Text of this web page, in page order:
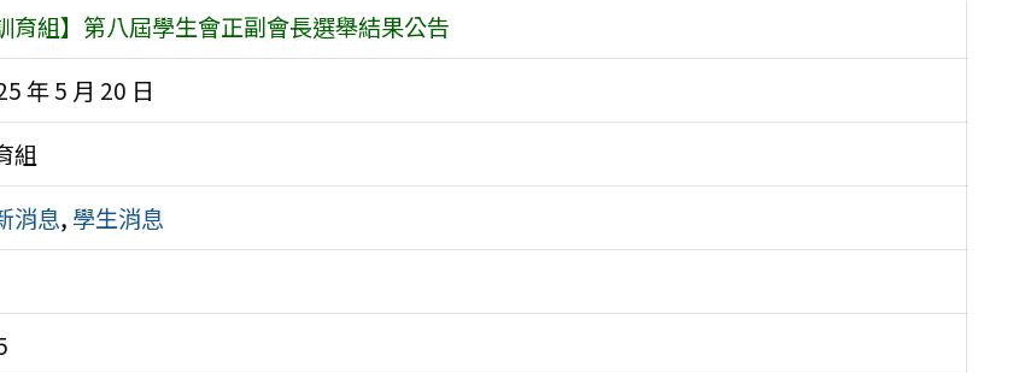
訓育組】第八屆學生會正副會長選舉結果公告
年 5 月 20 日
組
消息, 學生消息